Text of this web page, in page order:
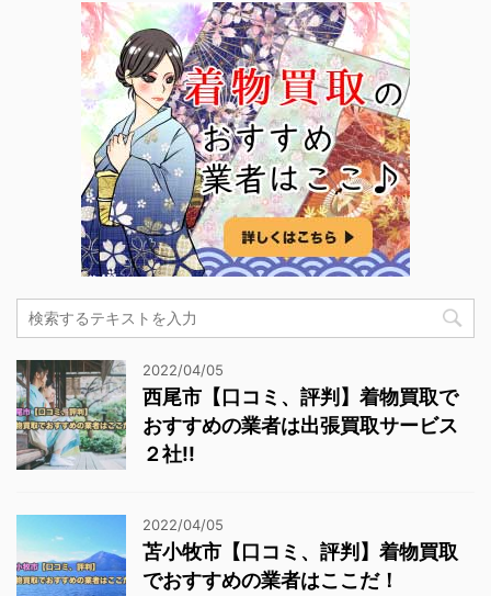
2022/04/05
西尾市【口コミ、評判】着物買取で
おすすめの業者は出張買取サービス
２社!!
2022/04/05
苫小牧市【口コミ、評判】着物買取
でおすすめの業者はここだ！